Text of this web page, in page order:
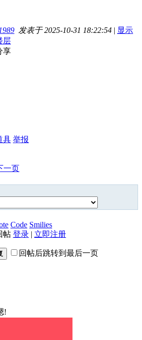
发表于 2025-10-31 18:22:54 | 显示
层
享
具 举报
一页
Code Smilies
帖 登录 | 立即注册
回帖后跳转到最后一页
!